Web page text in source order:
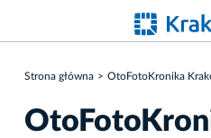
Strona główna OtoFotoKronika